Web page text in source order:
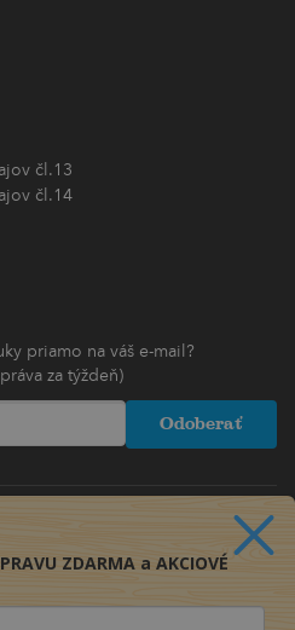
čl.13
čl.14
priamo na váš e-mail?
za týždeň)
Odoberať
ZDARMA a AKCIOVÉ